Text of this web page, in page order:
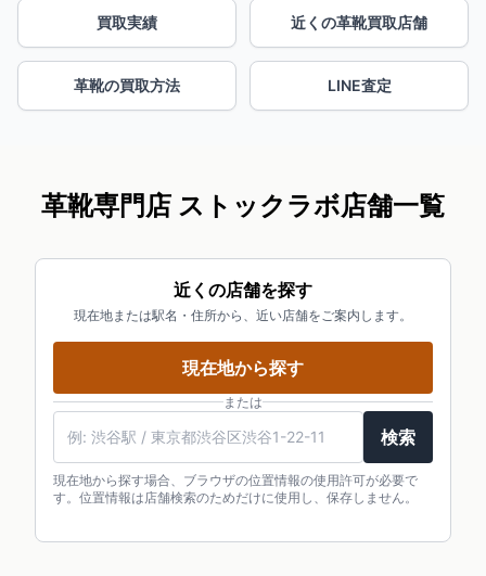
買取実績 近くの革靴買取店舗
革靴の買取方法 LINE査定
革靴専門店 ストックラボ店舗一覧
近くの店舗を探す
現在地または駅名・住所から、近い店舗をご案内します。
現在地から探す
または
検索
現在地から探す場合、ブラウザの位置情報の使用許可が必要で
す。位置情報は店舗検索のためだけに使用し、保存しません。